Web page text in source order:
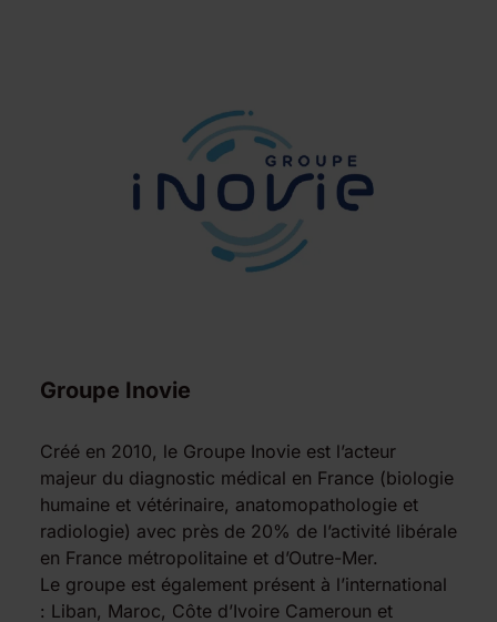
Groupe Inovie
Créé en 2010, le Groupe Inovie est l’acteur
majeur du diagnostic médical en France (biologie
humaine et vétérinaire, anatomopathologie et
radiologie) avec près de 20% de l’activité libérale
en France métropolitaine et d’Outre-Mer.
Le groupe est également présent à l’international
: Liban, Maroc, Côte d’Ivoire Cameroun et